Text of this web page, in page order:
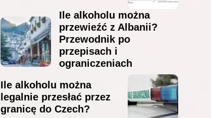
Ile alkoholu można
przewieźć z Albanii?
Przewodnik po
przepisach i
ograniczeniach
Ile alkoholu można
legalnie przesłać przez
granicę do Czech?